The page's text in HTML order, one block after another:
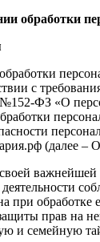
обработки
с
№152-ФЗ «О
(далее –
при обработке
прав на
и семейную